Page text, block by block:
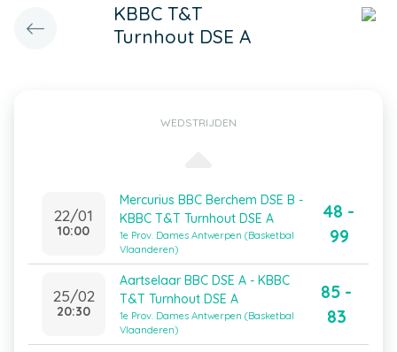
KBBC T&T
Turnhout DSE A
WEDSTRIJDEN
22/01
10:00
Mercurius BBC Berchem DSE B -
KBBC T&T Turnhout DSE A
1e Prov. Dames Antwerpen (Basketbal
Vlaanderen)
48 -
99
25/02
20:30
Aartselaar BBC DSE A - KBBC
T&T Turnhout DSE A
1e Prov. Dames Antwerpen (Basketbal
Vlaanderen)
85 -
83